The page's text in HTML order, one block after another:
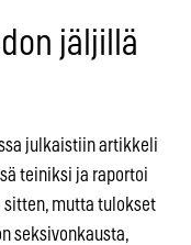
jäljillä
julkaistiin artikkeli
teiniksi ja raportoi
sitten, mutta tulokset
seksivonkausta,